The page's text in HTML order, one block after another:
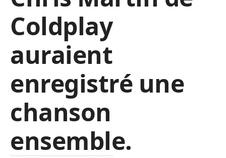
Coldplay
auraient
enregistré une
chanson
ensemble.